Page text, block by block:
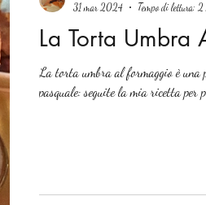
La Torta Umbra
La torta umbra al formaggio è una
pasquale: seguite la mia ricetta per
31 mar 2024
Tempo di lettura: